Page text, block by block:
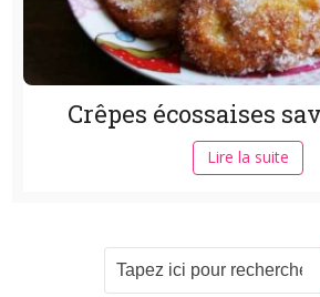
Crêpes écossaises
Lire la suite